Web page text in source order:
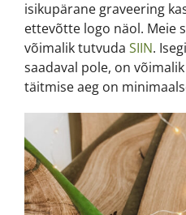
isikupärane graveering
ettevõtte logo näol. Meie
võimalik tutvuda SIIN.
saadaval pole, on
täitmise aeg on